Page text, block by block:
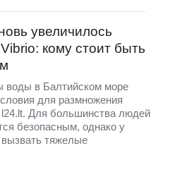
увеличилось
кому стоит быть
в Балтийском море
для размножения
Для большинства людей
безопасным, однако у
тяжелые